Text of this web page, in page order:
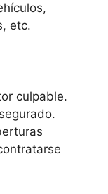
etc.
culpable.